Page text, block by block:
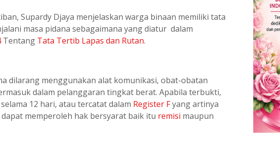
Supardy Djaya menjelaskan warga binaan memiliki tata
masa pidana sebagaimana yang diatur dalam
Tentang Tata Tertib Lapas dan Rutan.
dilarang menggunakan alat komunikasi, obat-obatan
dalam pelanggaran tingkat berat. Apabila terbukti,
12 hari, atau tercatat dalam Register Fyang artinya
memperoleh hak bersyarat baik itu remisi maupun